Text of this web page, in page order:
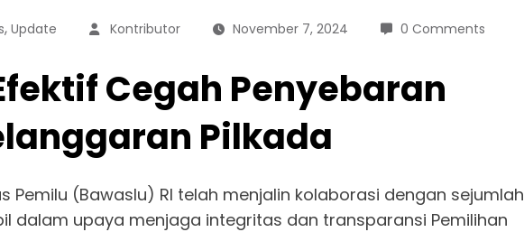
, Update Kontributor November 7, 2024 0 Comments
Cegah Penyebaran
Pilkada
Pemilu (Bawaslu) RI telah menjalin kolaborasi dengan sejumlah
dalam upaya menjaga integritas dan transparansi Pemilihan